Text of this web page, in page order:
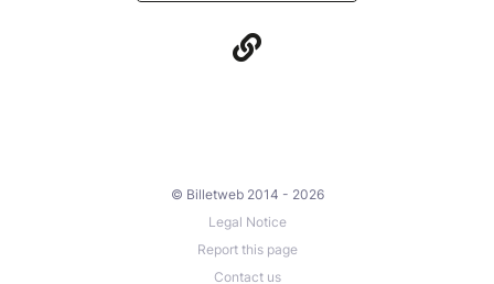
© Billetweb 2014 - 2026
Legal Notice
Report this page
Contact us